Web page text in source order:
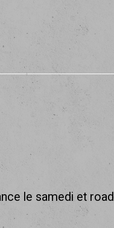
le samedi et